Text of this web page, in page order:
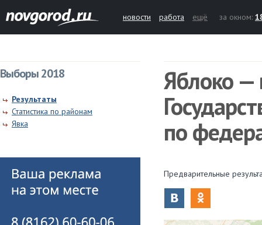
новости работа ещё за окном:
Выборы 2018
Результаты
Статистика по районам
Явка
Яблоко —
по
Предварительные